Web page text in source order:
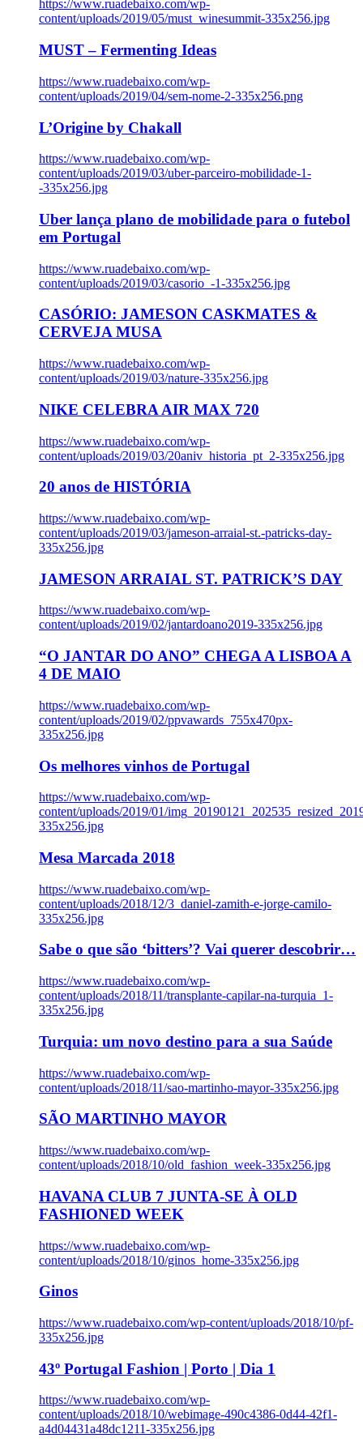
https://www.ruadebaixo.com/wp-
content/uploads/2019/05/must_winesummit-335x256.jpg
MUST – Fermenting Ideas
https://www.ruadebaixo.com/wp-
content/uploads/2019/04/sem-nome-2-335x256.png
L’Origine by Chakall
https://www.ruadebaixo.com/wp-
content/uploads/2019/03/uber-parceiro-mobilidade-1-
-335x256.jpg
Uber lança plano de mobilidade para o futebol
em Portugal
https://www.ruadebaixo.com/wp-
content/uploads/2019/03/casorio_-1-335x256.jpg
CASÓRIO: JAMESON CASKMATES &
CERVEJA MUSA
https://www.ruadebaixo.com/wp-
content/uploads/2019/03/nature-335x256.jpg
NIKE CELEBRA AIR MAX 720
https://www.ruadebaixo.com/wp-
content/uploads/2019/03/20aniv_historia_pt_2-335x256.jpg
20 anos de HISTÓRIA
https://www.ruadebaixo.com/wp-
content/uploads/2019/03/jameson-arraial-st.-patricks-day-
335x256.jpg
JAMESON ARRAIAL ST. PATRICK’S DAY
https://www.ruadebaixo.com/wp-
content/uploads/2019/02/jantardoano2019-335x256.jpg
“O JANTAR DO ANO” CHEGA A LISBOA A
4 DE MAIO
https://www.ruadebaixo.com/wp-
content/uploads/2019/02/ppvawards_755x470px-
335x256.jpg
Os melhores vinhos de Portugal
https://www.ruadebaixo.com/wp-
content/uploads/2019/01/
335x256.jpg
Mesa Marcada 2018
https://www.ruadebaixo.com/wp-
content/uploads/2018/12/3_daniel-zamith-e-jorge-camilo-
335x256.jpg
Sabe o que são ‘bitters’? Vai querer descobrir…
https://www.ruadebaixo.com/wp-
content/uploads/2018/11/transplante-capilar-na-turquia_1-
335x256.jpg
Turquia: um novo destino para a sua Saúde
https://www.ruadebaixo.com/wp-
content/uploads/2018/11/sao-martinho-mayor-335x256.jpg
SÃO MARTINHO MAYOR
https://www.ruadebaixo.com/wp-
content/uploads/2018/10/old_fashion_week-335x256.jpg
HAVANA CLUB 7 JUNTA-SE À OLD
FASHIONED WEEK
https://www.ruadebaixo.com/wp-
content/uploads/2018/10/ginos_home-335x256.jpg
Ginos
https://www.ruadebaixo.com/wp-content/uploads/2018/10/pf-
335x256.jpg
43º Portugal Fashion | Porto | Dia 1
https://www.ruadebaixo.com/wp-
content/uploads/2018/10/webimage-490c4386-0d44-42f1-
a4d04431a48dc1211-335x256.jpg